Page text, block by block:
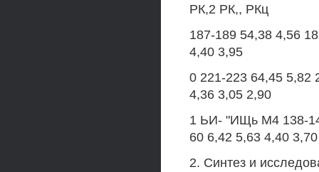
РК,2 РК,, РКц
187-189 54,38 4,56
4,40 3,95
0 221-223 64,45 5,82
4,36 3,05 2,90
1 ЬИ- "ИЩь М4 138-
60 6,42 5,63 4,40 3,70
2. Синтез и